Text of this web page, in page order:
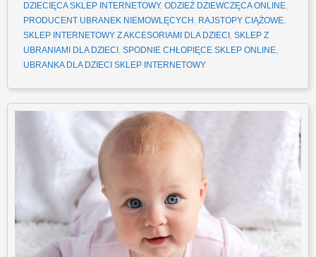
DZIECIĘCA SKLEP INTERNETOWY, ODZIEŻ DZIEWCZĘCA ONLINE,
PRODUCENT UBRANEK NIEMOWLĘCYCH , RAJSTOPY CIĄŻOWE,
SKLEP INTERNETOWY Z AKCESORIAMI DLA DZIECI , SKLEP Z
UBRANIAMI DLA DZIECI , SPODNIE CHŁOPIĘCE SKLEP ONLINE,
UBRANKA DLA DZIECI SKLEP INTERNETOWY